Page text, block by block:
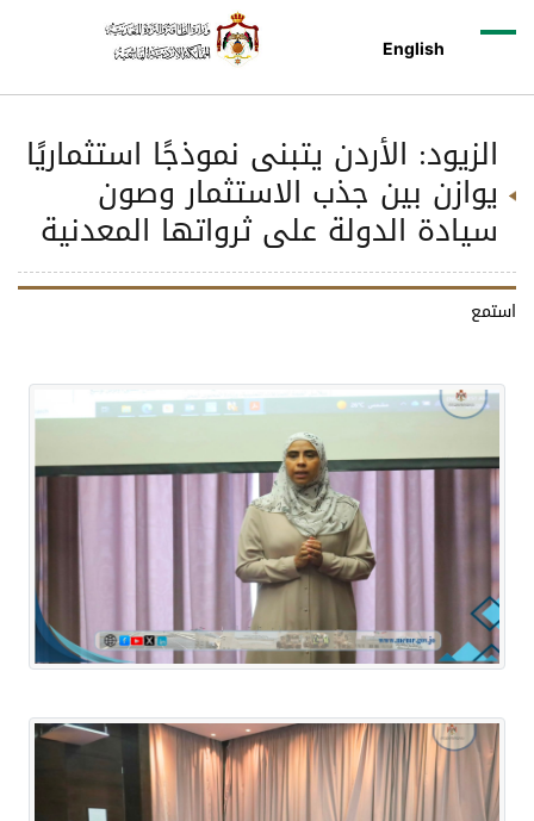
English
الزيود: الأردن يتبنى نموذجًا استثماريًا
يوازن بين جذب الاستثمار وصون
سيادة الدولة على ثرواتها المعدنية
استمع